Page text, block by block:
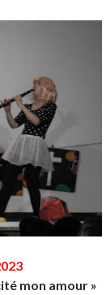
mon amour »